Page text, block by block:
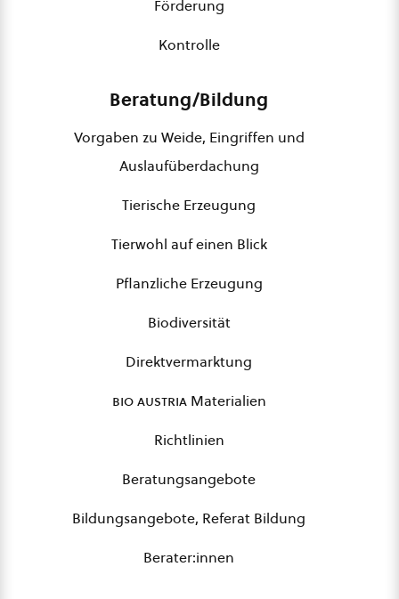
Förderung
Kontrolle
Beratung/Bildung
Vorgaben zu Weide, Eingriffen und
Auslaufüberdachung
Tierische Erzeugung
Tierwohl auf einen Blick
Pflanzliche Erzeugung
Biodiversität
Direktvermarktung
bio austriaMaterialien
Richtlinien
Beratungsangebote
Bildungsangebote, Referat Bildung
Berater:innen